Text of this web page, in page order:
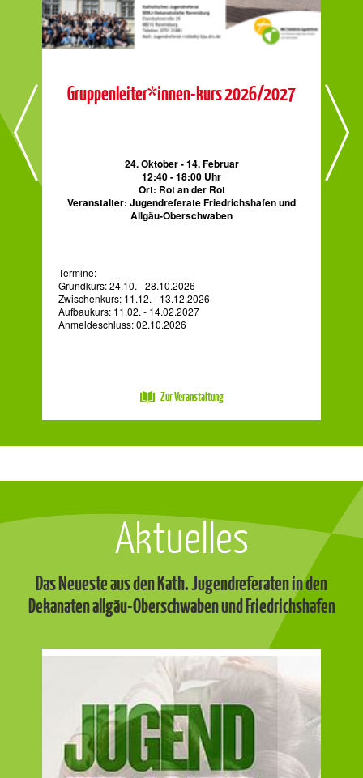
Gruppenleiter*innen-kurs 2026/2027
24. Oktober - 14. Februar
12:40 - 18:00 Uhr
Ort: Rot an der Rot
Veranstalter: Jugendreferate Friedrichshafen und
Allgäu-Oberschwaben
Termine:
Grundkurs: 24.10. - 28.10.2026
Zwischenkurs: 11.12. - 13.12.2026
Aufbaukurs: 11.02. - 14.02.2027
Anmeldeschluss: 02.10.2026
Zur Veranstaltung
Aktuelles
Das Neueste aus den Kath. Jugendreferaten in den
Dekanaten allgäu-Oberschwaben und Friedrichshafen